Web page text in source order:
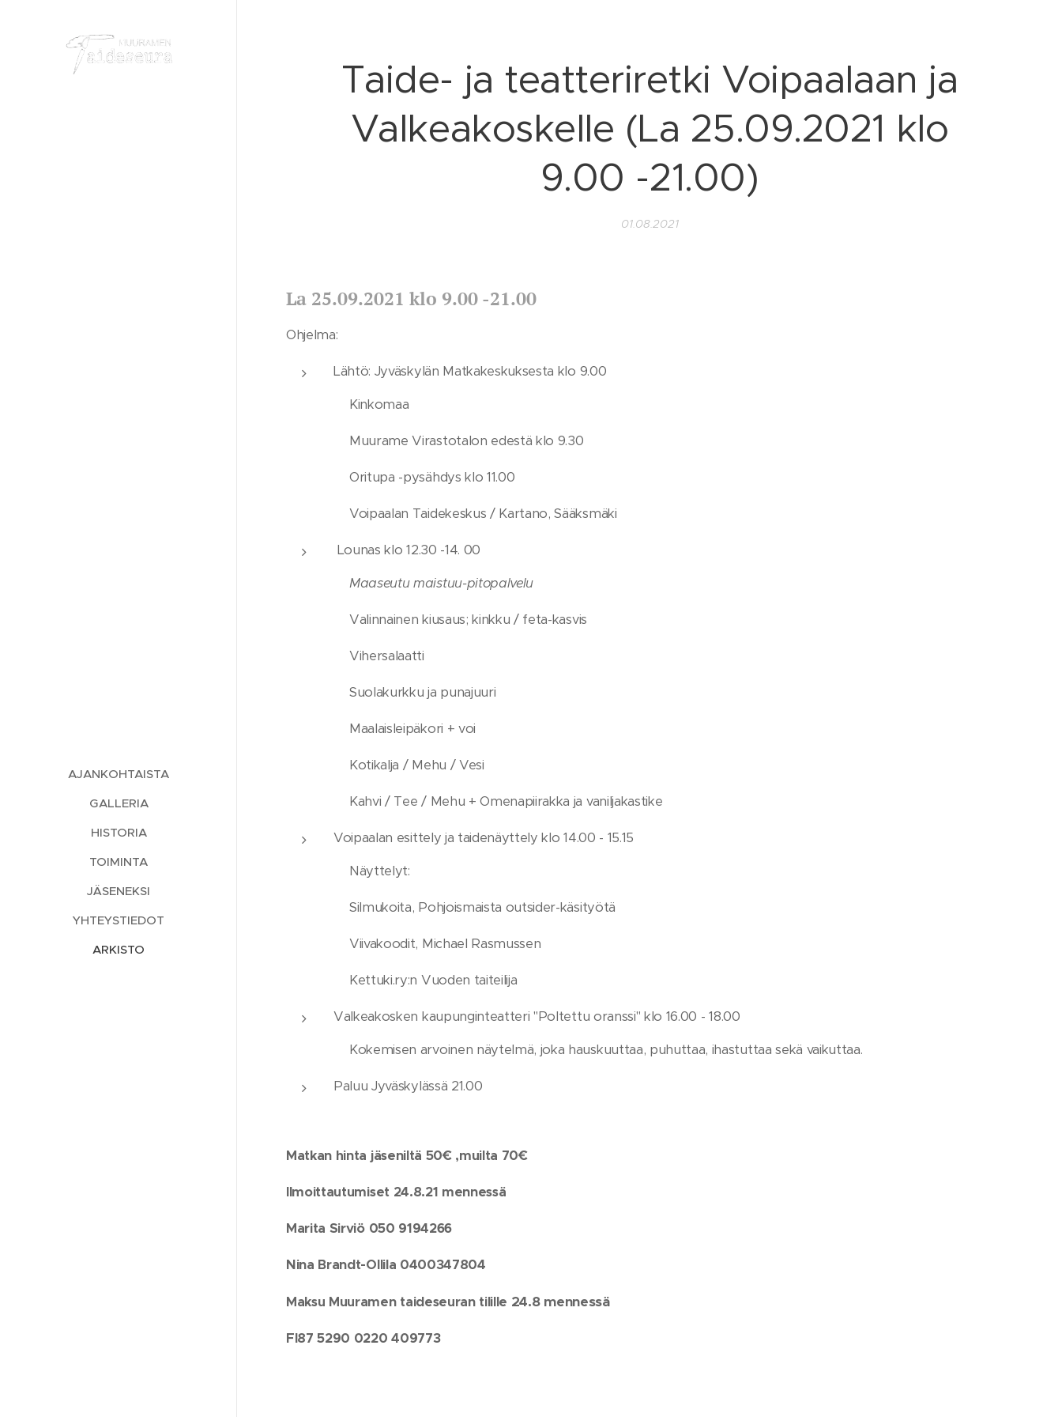
AJANKOHTAISTA
GALLERIA
HISTORIA
TOIMINTA
JÄSENEKSI
YHTEYSTIEDOT
ARKISTO
Taide- ja teatteriretki Voipaalaan ja
Valkeakoskelle (La 25.09.2021 klo
9.00 -21.00)
01.08.2021
La 25.09.2021 klo 9.00 -21.00
Ohjelma:
Lähtö: Jyväskylän Matkakeskuksesta klo 9.00
Kinkomaa
Muurame Virastotalon edestä klo 9.30
Oritupa -pysähdys klo 11.00
Voipaalan Taidekeskus / Kartano, Sääksmäki
Lounas klo 12.30 -14. 00
Maaseutu maistuu-pitopalvelu
Valinnainen kiusaus; kinkku / feta-kasvis
Vihersalaatti
Suolakurkku ja punajuuri
Maalaisleipäkori + voi
Kotikalja / Mehu / Vesi
Kahvi / Tee / Mehu + Omenapiirakka ja vaniljakastike
Voipaalan esittely ja taidenäyttely klo 14.00 - 15.15
Näyttelyt:
Silmukoita, Pohjoismaista outsider-käsityötä
Viivakoodit, Michael Rasmussen
Kettuki.ry:n Vuoden taiteilija
Valkeakosken kaupunginteatteri "Poltettu oranssi" klo 16.00 - 18.00
Kokemisen arvoinen näytelmä, joka hauskuuttaa, puhuttaa, ihastuttaa sekä vaikuttaa.
Paluu Jyväskylässä 21.00
Matkan hinta jäseniltä 50€ ,muilta 70€
Ilmoittautumiset 24.8.21 mennessä
Marita Sirviö 050 9194266
Nina Brandt-Ollila 0400347804
Maksu Muuramen taideseuran tilille 24.8 mennessä
FI87 5290 0220 409773